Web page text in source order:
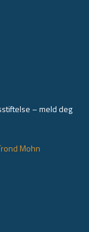
– meld deg
Mohn